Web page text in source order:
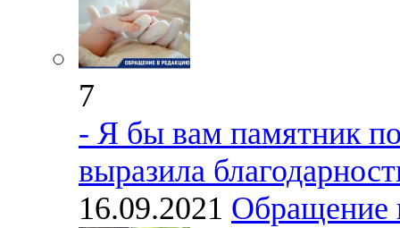
7
- Я бы вам памятник
выразила
16.09.2021 Обращение